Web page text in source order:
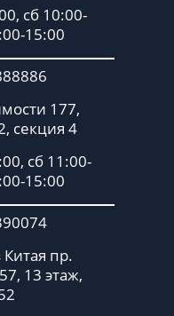
сб 10:00-
15:00
177,
секция 4
сб 11:00-
15:00
Китая пр.
13 этаж,